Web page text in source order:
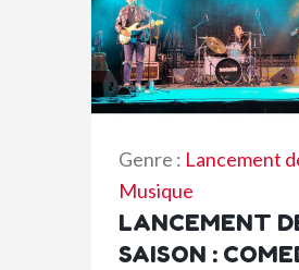
Genre : Lancement
Musique
LANCEMENT
SAISON :